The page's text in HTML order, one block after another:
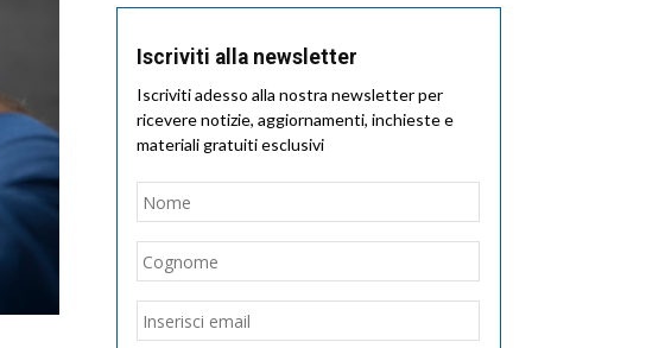
Iscriviti alla newsletter
Iscriviti adesso alla nostra newsletter per
ricevere notizie, aggiornamenti, inchieste e
materiali gratuiti esclusivi
Nome
Email